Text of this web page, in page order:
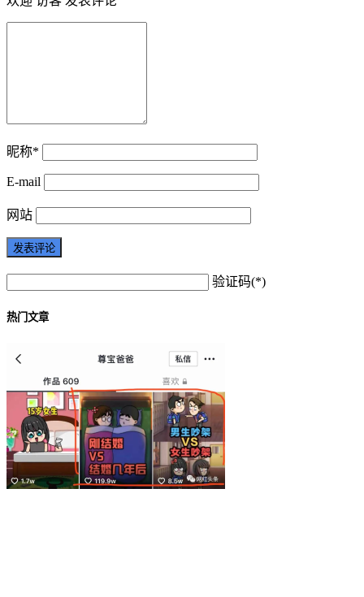
昵称*
E-mail
网站
验证码(*)
热门文章